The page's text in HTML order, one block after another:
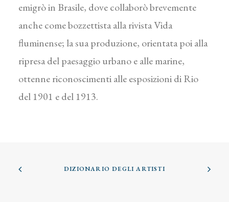
emigrò in Brasile, dove collaborò brevemente
anche come bozzettista alla rivista Vida
fluminense; la sua produzione, orientata poi alla
ripresa del paesaggio urbano e alle marine,
ottenne riconoscimenti alle esposizioni di Rio
del 1901 e del 1913.
DIZIONARIO DEGLI ARTISTI